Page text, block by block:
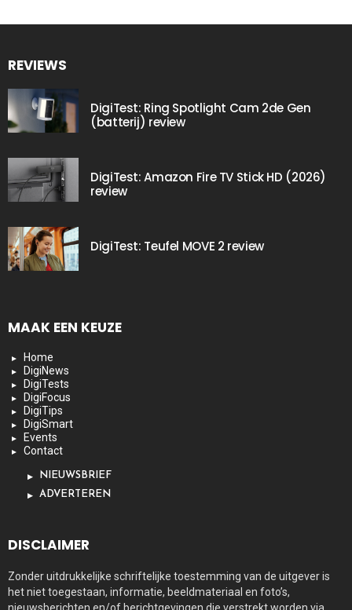
REVIEWS
DigiTest: Ring Spotlight Cam 2de Gen
(batterij) review
DigiTest: Amazon Fire TV Stick HD (2026)
review
DigiTest: Teufel MOVE 2 review
MAAK EEN KEUZE
Home
DigiNews
DigiTests
DigiFocus
DigiTips
DigiSmart
Events
Contact
NIEUWSBRIEF
ADVERTEREN
DISCLAIMER
Zonder uitdrukkelijke schriftelijke toestemming van de uitgever is
het niet toegestaan, informatie, beeldmateriaal en foto’s,